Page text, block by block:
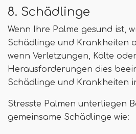
8. Schädlinge
Wenn Ihre Palme gesund ist,
Schädlinge und Krankheiten
wenn Verletzungen, Kälte
Herausforderungen dies
Schädlinge und Krankheiten
Stresste Palmen unterliegen
gemeinsame Schädlinge wie: